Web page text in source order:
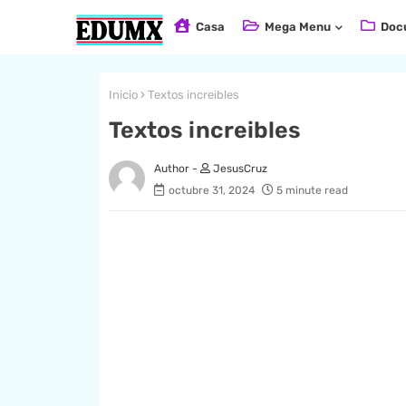
Casa Mega Menu
Inicio Textos increibles
Textos increibles
JesusCruz
octubre 31, 2024
5 minute read